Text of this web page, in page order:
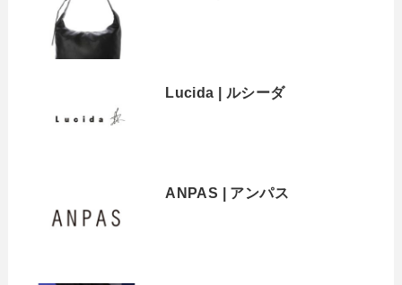
Lucida | ルシーダ
ANPAS | アンパス